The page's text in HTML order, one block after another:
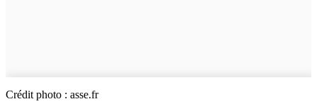
Crédit photo : asse.fr